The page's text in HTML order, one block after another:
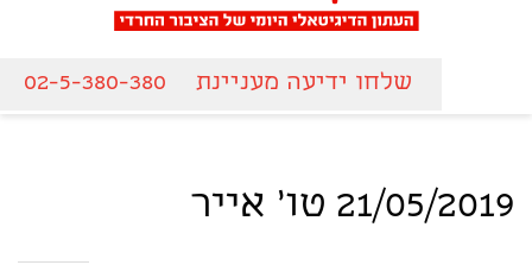
שלחו ידיעה מעניינת 02-5-380-380
21/05/2019 טו' אייר